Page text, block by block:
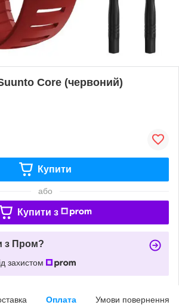
Core (червоний)
Купити
або
Купити з
з Пром?
захистом
Оплата Умови повернення